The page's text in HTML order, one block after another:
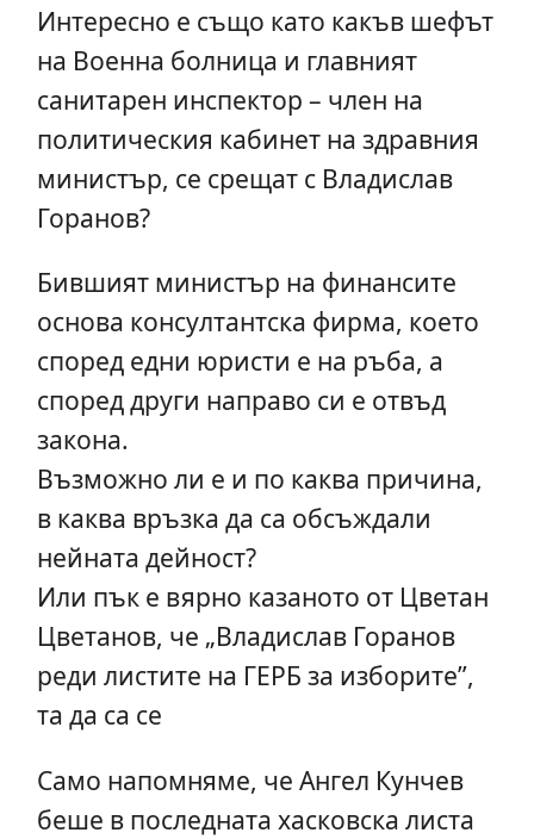
Интересно е също като какъв шефът
на Военна болница и главният
санитарен инспектор – член на
политическия кабинет на здравния
министър, се срещат с Владислав
Горанов?
Бившият министър на финансите
основа консултантска фирма, което
според едни юристи е на ръба, а
според други направо си е отвъд
закона.
Възможно ли е и по каква причина,
в каква връзка да са обсъждали
нейната дейност?
Или пък е вярно казаното от Цветан
Цветанов, че „Владислав Горанов
реди листите на ГЕРБ за изборите”,
та да са се
Само напомняме, че Ангел Кунчев
беше в последната хасковска листа